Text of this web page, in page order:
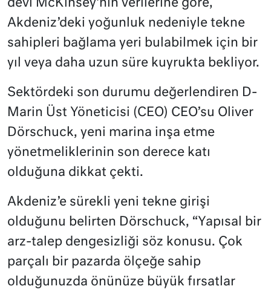
devi McKinsey’nin verilerine göre,
Akdeniz’deki yoğunluk nedeniyle tekne
sahipleri bağlama yeri bulabilmek için bir
yıl veya daha uzun süre kuyrukta bekliyor.
Sektördeki son durumu değerlendiren D-
Marin Üst Yöneticisi (CEO) CEO’su Oliver
Dörschuck, yeni marina inşa etme
yönetmeliklerinin son derece katı
olduğuna dikkat çekti.
Akdeniz’e sürekli yeni tekne girişi
olduğunu belirten Dörschuck, “Yapısal bir
arz-talep dengesizliği söz konusu. Çok
parçalı bir pazarda ölçeğe sahip
olduğunuzda önünüze büyük fırsatlar